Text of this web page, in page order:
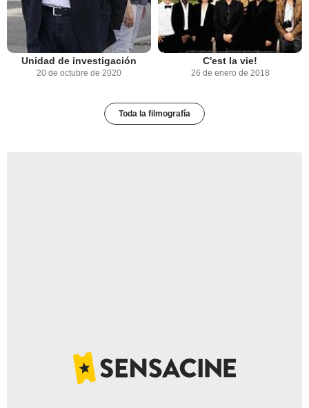
Unidad de investigación
20 de octubre de 2020
C'est la vie!
26 de enero de 2018
Toda la filmografía